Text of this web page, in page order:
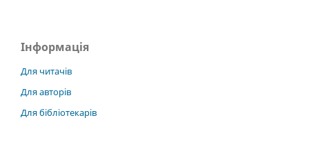
Інформація
Для читачів
Для авторів
Для бібліотекарів